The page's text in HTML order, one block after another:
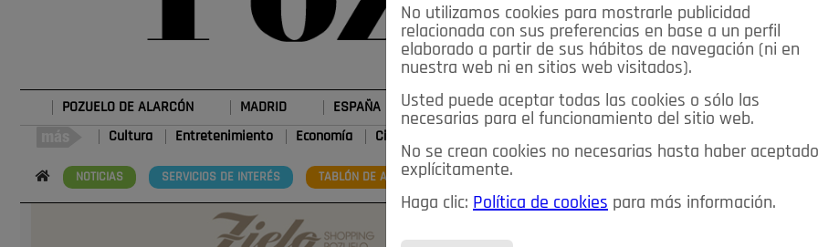
POZUELO DE ALARCÓN MADRID ESPAÑA DEPORTES OPINIÓN IN SALUD 🔴 EN DIRECTO
Cultura Entretenimiento Economía Ciencia&Tecnología
NOTICIAS SERVICIOS DE INTERÉS TABLÓN DE ANUNCIOS MIS ANUNCIOS
No utilizamos cookies para mostrarle publicidad
relacionada con sus preferencias en base a un perfil
elaborado a partir de sus hábitos de navegación (ni en
nuestra web ni en sitios web visitados).
Usted puede aceptar todas las cookies o sólo las
necesarias para el funcionamiento del sitio web.
No se crean cookies no necesarias hasta haber aceptado
explícitamente.
Haga clic: Política de cookies para más información.